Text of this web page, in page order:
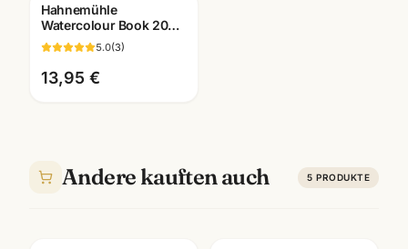
Hahnemühle
Watercolour Book 200g
· 60 Seiten · A4/A5/A6 ·
Aquarellbuch
Mannheim
5.0(3)
13,95 €
Andere kauften auch 5 PRODUKTE